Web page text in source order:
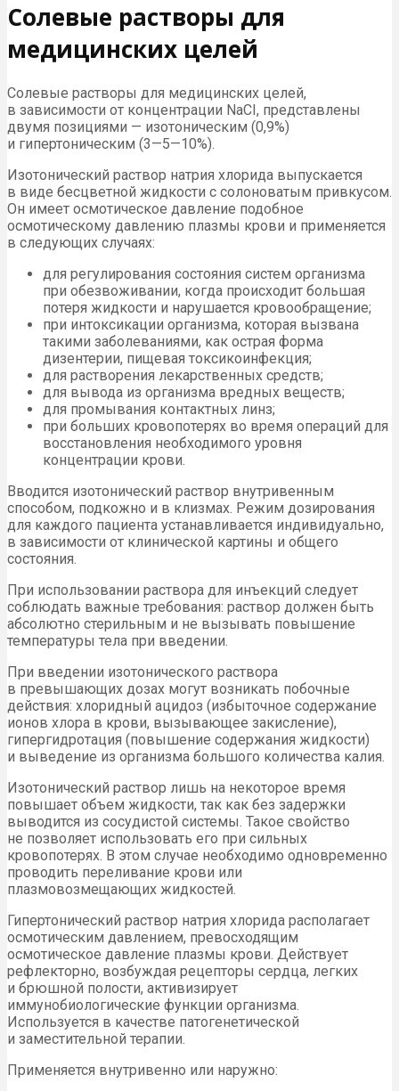
Солевые растворы для
медицинских целей
Солевые растворы для медицинских целей,
в зависимости от концентрации NaCI, представлены
двумя позициями — изотоническим (0,9%)
и гипертоническим (3—5—10%).
Изотонический раствор натрия хлорида выпускается
в виде бесцветной жидкости с солоноватым привкусом.
Он имеет осмотическое давление подобное
осмотическому давлению плазмы крови и применяется
в следующих случаях:
для регулирования состояния систем организма
при обезвоживании, когда происходит большая
потеря жидкости и нарушается кровообращение;
при интоксикации организма, которая вызвана
такими заболеваниями, как острая форма
дизентерии, пищевая токсикоинфекция;
для растворения лекарственных средств;
для вывода из организма вредных веществ;
для промывания контактных линз;
при больших кровопотерях во время операций для
восстановления необходимого уровня
концентрации крови.
Вводится изотонический раствор внутривенным
способом, подкожно и в клизмах. Режим дозирования
для каждого пациента устанавливается индивидуально,
в зависимости от клинической картины и общего
состояния.
При использовании раствора для инъекций следует
соблюдать важные требования: раствор должен быть
абсолютно стерильным и не вызывать повышение
температуры тела при введении.
При введении изотонического раствора
в превышающих дозах могут возникать побочные
действия: хлоридный ацидоз (избыточное содержание
ионов хлора в крови, вызывающее закисление),
гипергидротация (повышение содержания жидкости)
и выведение из организма большого количества калия.
Изотонический раствор лишь на некоторое время
повышает объем жидкости, так как без задержки
выводится из сосудистой системы. Такое свойство
не позволяет использовать его при сильных
кровопотерях. В этом случае необходимо одновременно
проводить переливание крови или
плазмовозмещающих жидкостей.
Гипертонический раствор натрия хлорида располагает
осмотическим давлением, превосходящим
осмотическое давление плазмы крови. Действует
рефлекторно, возбуждая рецепторы сердца, легких
и брюшной полости, активизирует
иммунобиологические функции организма.
Используется в качестве патогенетической
и заместительной терапии.
Применяется внутривенно или наружно: